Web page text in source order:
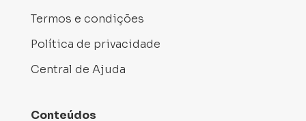
Termos e condições
Política de privacidade
Central de Ajuda
Conteúdos